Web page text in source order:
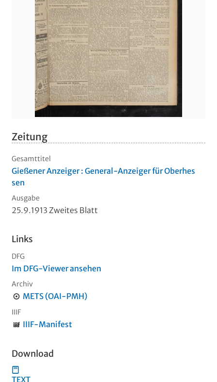
Zeitung
Gesamttitel
Gießener Anzeiger : General-Anzeiger für Oberhes
sen
Ausgabe
25.9.1913 Zweites Blatt
Links
DFG
Im DFG-Viewer ansehen
Archiv
METS (OAI-PMH)
IIIF
IIIF-Manifest
Download
TEXT